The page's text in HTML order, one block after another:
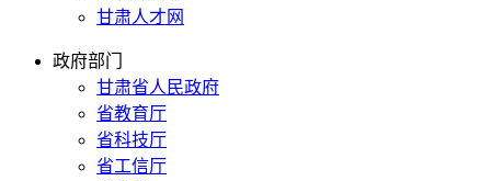
甘肃人才网
政府部门
甘肃省人民政府
省教育厅
省科技厅
省工信厅